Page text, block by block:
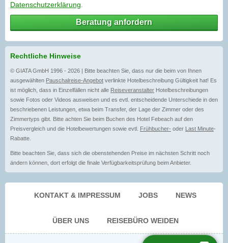
Datenschutzerklärung
Beratung anfordern
Rechtliche Hinweise
© GIATA GmbH 1996 - 2026 | Bitte beachten Sie, dass nur die beim von Ihnen
ausgewählten Pauschalreise-Angebot verlinkte Hotelbeschreibung Gültigkeit hat! Es
ist möglich, dass in Einzelfällen nicht alle Reiseveranstalter Hotelbeschreibungen
sowie Fotos oder Videos ausweisen und es evtl. entscheidende Unterschiede in den
beschriebenen Leistungen, etwa beim Transfer, der Lage der Zimmer oder des
Zimmertyps gibt. Bitte achten Sie beim Buchen des Hotel Febeach auf den
Preisvergleich und die Hotelbewertungen sowie evtl. Frühbucher- oder Last Minute-
Rabatte.
Bitte beachten Sie, dass sich die obenstehenden Preise im nächsten Schritt noch
ändern können, dort erfolgt die finale Verfügbarkeitsprüfung beim Anbieter.
KONTAKT & IMPRESSUM JOBS NEWS
ÜBER UNS REISEBÜRO WEIDEN